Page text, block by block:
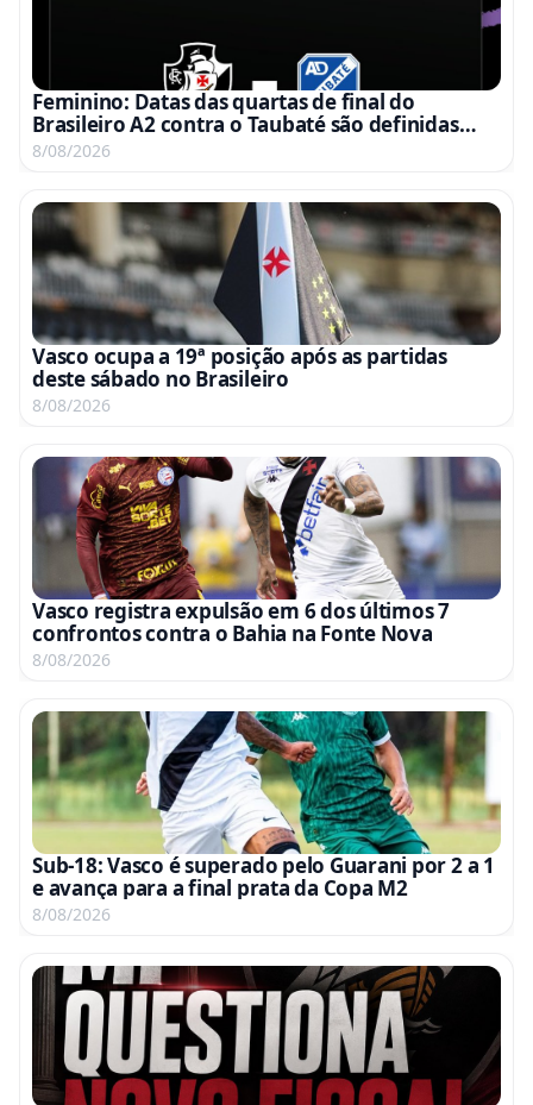
Feminino: Datas das quartas de final do
Brasileiro A2 contra o Taubaté são definidas
para 15 e 22 de agosto
8/08/2026
Vasco ocupa a 19ª posição após as partidas
deste sábado no Brasileiro
8/08/2026
Vasco registra expulsão em 6 dos últimos 7
confrontos contra o Bahia na Fonte Nova
8/08/2026
Sub-18: Vasco é superado pelo Guarani por 2 a 1
e avança para a final prata da Copa M2
8/08/2026